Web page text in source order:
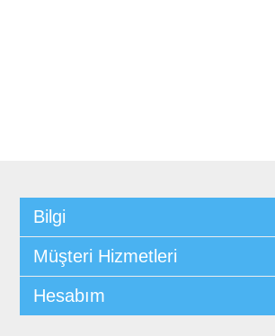
Bilgi
Müşteri Hizmetleri
Hesabım